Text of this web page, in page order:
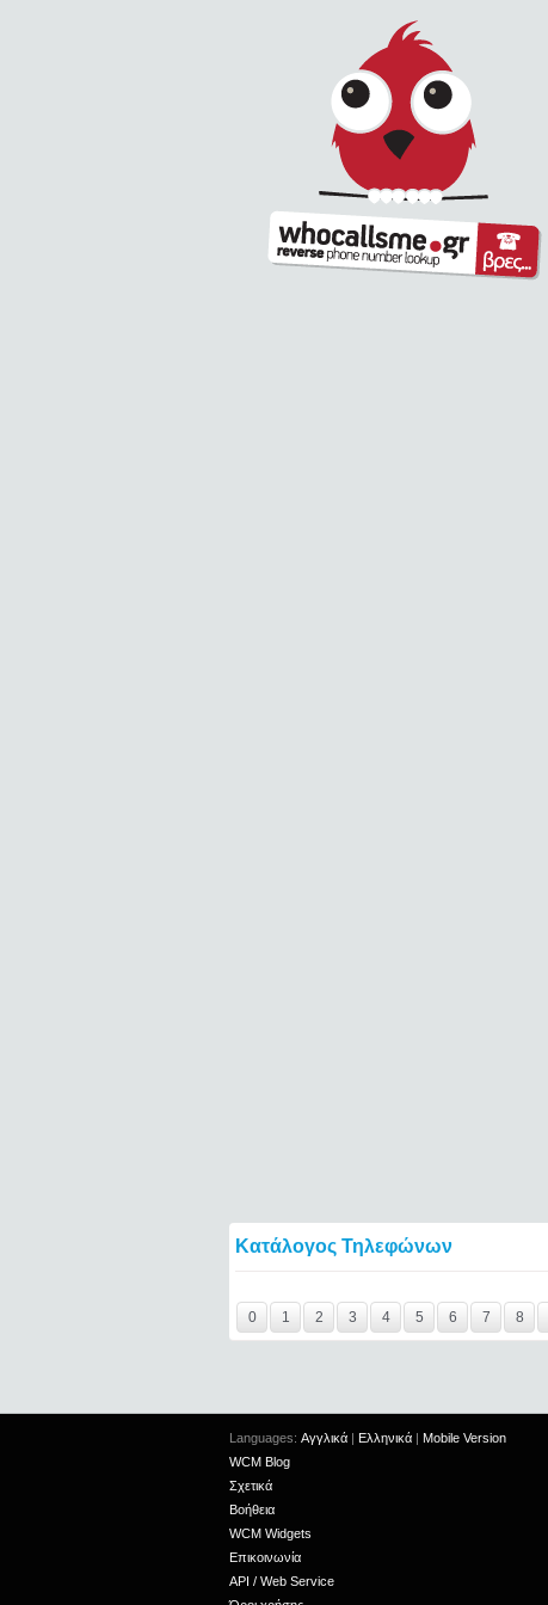
Κατάλογος Τηλεφώνων
0
1 2 3 4 5 6 7 8
Languages: Αγγλικά | Ελληνικά | Mobile Version
WCM Blog
Σχετικά
Βοήθεια
WCM Widgets
Επικοινωνία
API / Web Service